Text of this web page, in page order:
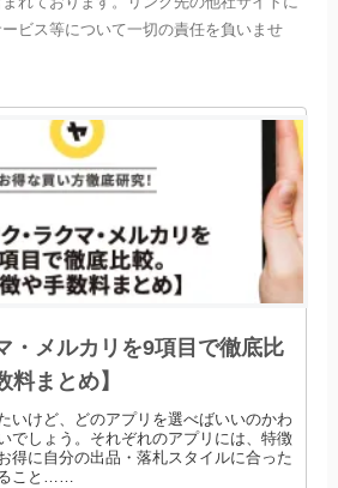
ビス等について一切の責任を負いませ
・メルカリを9項目で徹底比
まとめ】
いけど、どのアプリを選べばいいのかわ
でしょう。それぞれのアプリには、特徴
得に自分の出品・落札スタイルに合った
ること……